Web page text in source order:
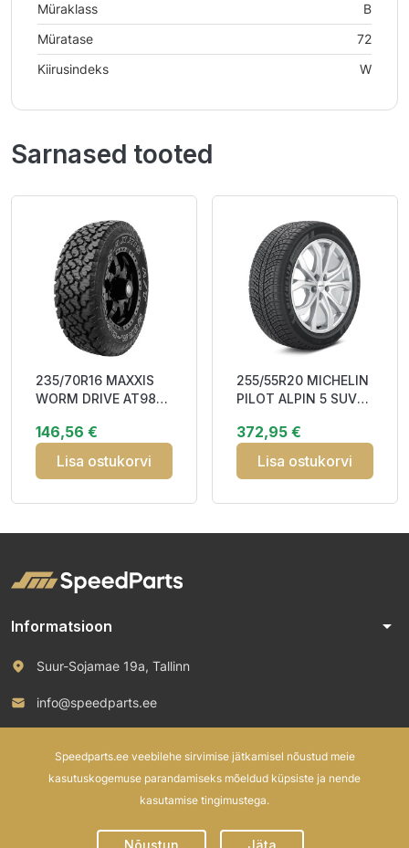
Müraklass
B
Müratase
72
Kiirusindeks
W
Sarnased tooted
235/70R16 MAXXIS
WORM DRIVE AT980E
146,56 €
Lisa ostukorvi
255/55R20 MICHELIN
PILOT ALPIN 5 SUV
NC0 Studl
372,95 €
Lisa ostukorvi
Informatsioon arrow_drop_down
Suur-Sojamae 19a, Tallinn
info@speedparts.ee
Speedparts.ee veebilehe sirvimise jätkamisel nõustud meie
kasutuskogemuse parandamiseks mõeldud küpsiste ja nende
kasutamise tingimustega.
Nõustun Jäta